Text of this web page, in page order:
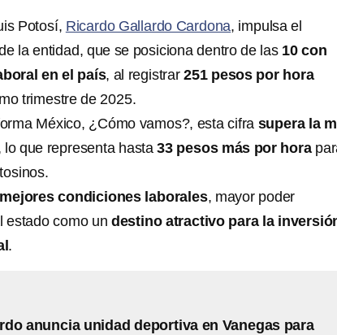
Potosí, Ricardo Gallardo Cardona, impulsa el
la entidad, que se posiciona dentro de las 10 con
en el país, al registrar251 pesos por hora
trimestre de 2025.
México, ¿Cómo vamos?, esta cifra supera la
lo que representa hasta33 pesos más por hora
mejores condiciones laborales, mayor poder
estado como un destino atractivo para la
.
anuncia unidad deportiva en Vanegas para